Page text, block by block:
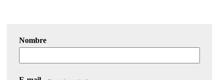
Nombre